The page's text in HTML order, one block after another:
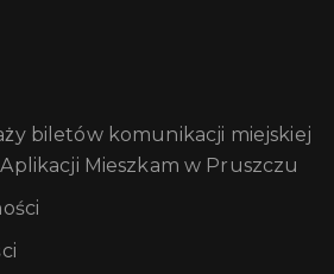
biletów komunikacji miejskiej
Mieszkam w Pruszczu